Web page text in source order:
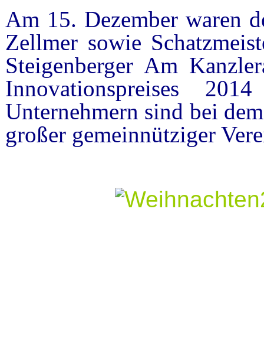
Am 15. Dezember waren
Zellmer sowie
Steigenberger Am
Innovationspreises
Unternehmern sind bei
großer gemeinnütziger